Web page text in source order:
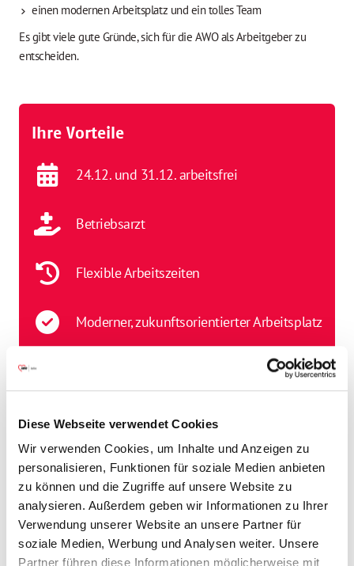
Diese Webseite verwendet Cookies
Wir verwenden Cookies, um Inhalte und Anzeigen zu
personalisieren, Funktionen für soziale Medien anbieten
zu können und die Zugriffe auf unsere Website zu
analysieren. Außerdem geben wir Informationen zu Ihrer
Verwendung unserer Website an unsere Partner für
soziale Medien, Werbung und Analysen weiter. Unsere
Partner führen diese Informationen möglicherweise mit
einen modernen Arbeitsplatz und ein tolles Team
Es gibt viele gute Gründe, sich für die AWO als Arbeitgeber zu
entscheiden.
Ihre Vorteile
24.12. und 31.12. arbeitsfrei
Betriebsarzt
Flexible Arbeitszeiten
Moderner, zukunftsorientierter Arbeitsplatz
Gute Verkehrsanbindung
Kostenlose Parkplätze
Mitarbeiter*innen-Events